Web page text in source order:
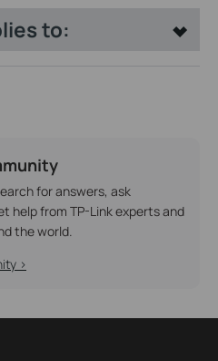
to:
for answers, ask
help from TP-Link experts and
the world.
>